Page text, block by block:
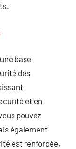
base
des
et en
pouvez
également
est renforcée,